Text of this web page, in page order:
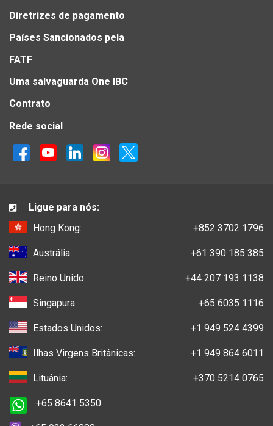
Diretrizes de pagamento
Países Sancionados pela
FATF
Uma salvaguarda One IBC
Contrato
Rede social
Ligue para nós:
Hong Kong:
+852 3702 1796
Austrália: +61 390 185 385
Reino Unido: +44 207 193 1138
Singapura: +65 6035 1116
Estados Unidos: +1 949 524 4399
Ilhas Virgens Britânicas: +1 949 864 6011
Lituânia: +370 5214 0765
+65 8641 5350